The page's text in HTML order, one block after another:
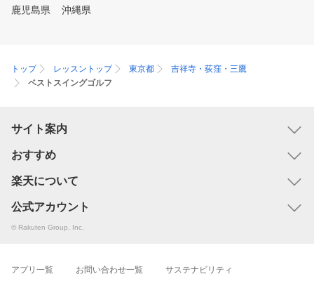
鹿児島県
沖縄県
トップ レッスントップ 東京都
吉祥寺・荻窪・三鷹
ベストスイングゴルフ
サイト案内
おすすめ
楽天について
公式アカウント
© Rakuten Group, Inc.
アプリ一覧 お問い合わせ一覧 サステナビリティ